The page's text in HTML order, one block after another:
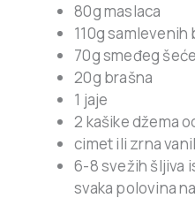
80g maslaca
110g samlevenih
70g smeđeg
20g brašna
1 jaje
2 kašike džema
cimet ili zrna
6-8 svežih šljiva
svaka polovina